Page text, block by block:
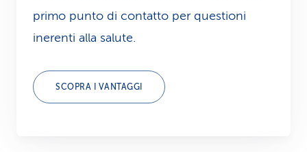
primo punto di contatto per questioni
inerenti alla salute.
SCOPRA I VANTAGGI